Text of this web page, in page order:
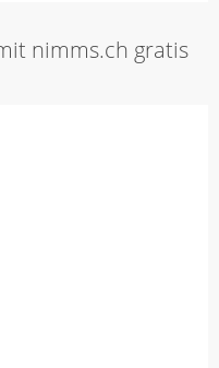
nimms.ch gratis